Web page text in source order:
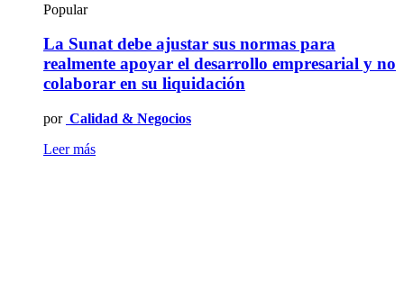
Popular
La Sunat debe ajustar sus normas para
realmente apoyar el desarrollo empresarial y no
colaborar en su liquidación
por Calidad & Negocios
Leer más